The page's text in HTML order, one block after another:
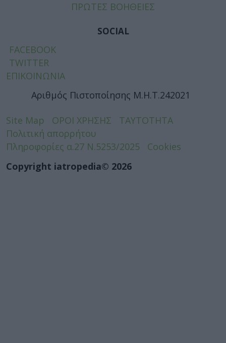
ΠΡΩΤΕΣ ΒΟΗΘΕΙΕΣ
SOCIAL
FACEBOOK
TWITTER
ΕΠΙΚΟΙΝΩΝΙΑ
Αριθμός Πιστοποίησης Μ.Η.Τ.242021
Site Map ΟΡΟΙ ΧΡΗΣΗΣ
ΤΑΥΤΟΤΗΤΑ
Πολιτική απορρήτου
Πληροφορίες α.27 Ν.5253/2025
Cookies
Copyright iatropedia© 2026